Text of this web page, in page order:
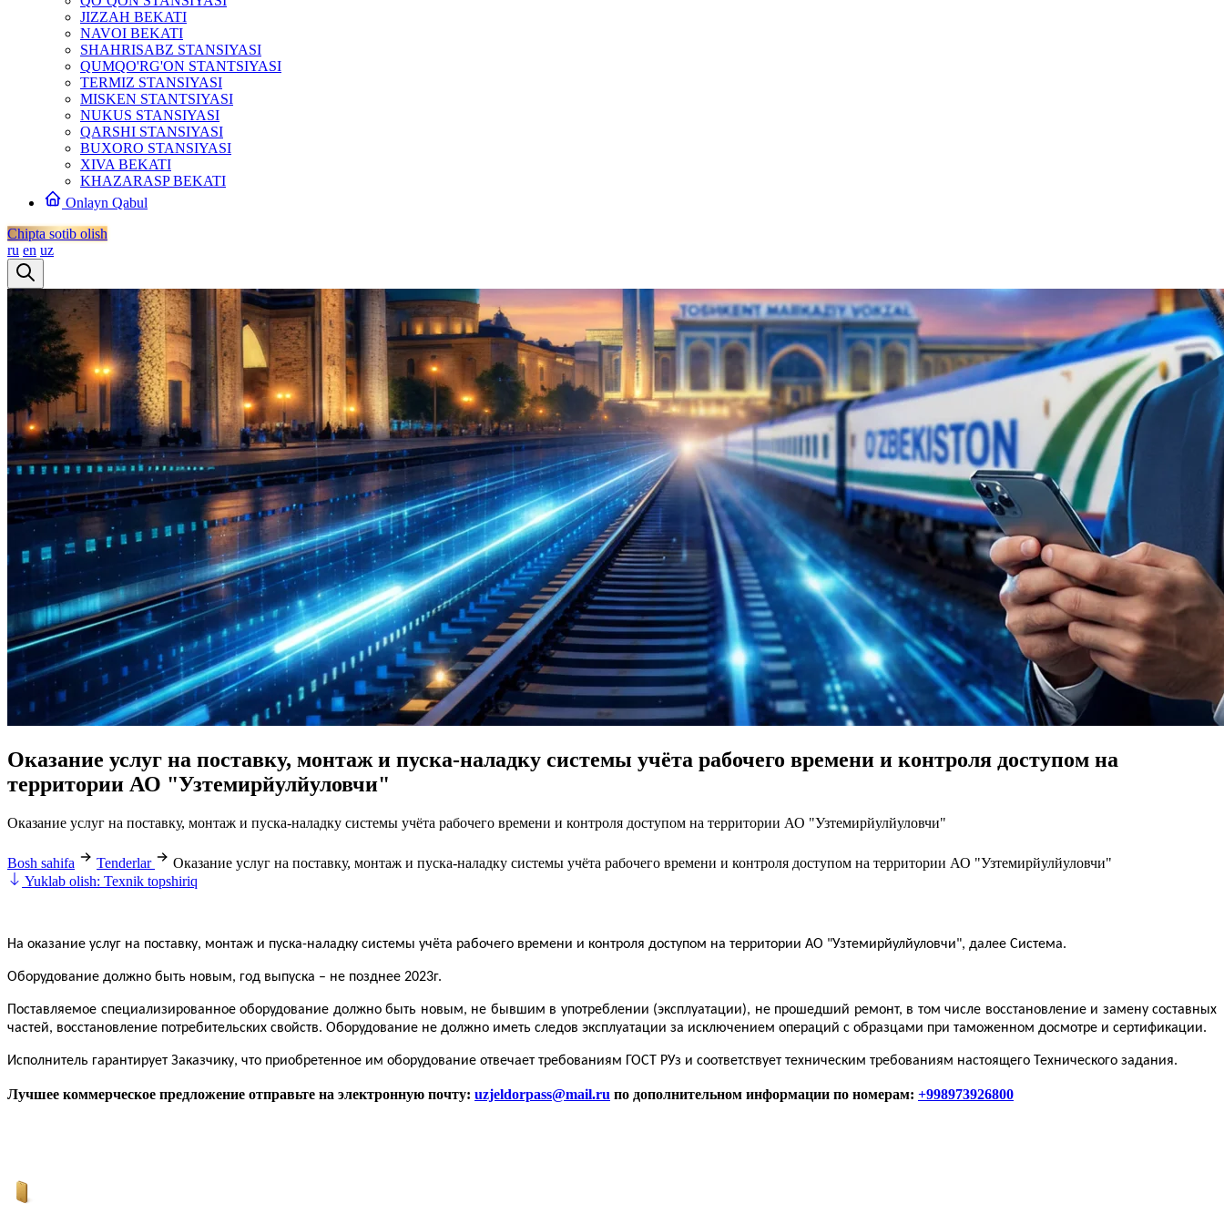
JIZZAH BEKATI
NAVOI BEKATI
SHAHRISABZ STANSIYASI
QUMQO'RG'ON STANTSIYASI
TERMIZ STANSIYASI
MISKEN STANTSIYASI
NUKUS STANSIYASI
QARSHI STANSIYASI
BUXORO STANSIYASI
XIVA BEKATI
KHAZARASP BEKATI
Onlayn Qabul
Chipta sotib olish
ru en uz
Oказание услуг на поставку, монтаж и пуска-наладку системы учёта рабочего времени и контроля доступом на
территории АО "Узтемирйулйуловчи"
Oказание услуг на поставку, монтаж и пуска-наладку системы учёта рабочего времени и контроля доступом на территории АО "Узтемирйулйуловчи"
Bosh sahifa Tenderlar
Oказание услуг на поставку, монтаж и пуска-наладку системы учёта рабочего времени и контроля доступом на территории АО "Узтемирйулйуловчи"
Yuklab olish: Texnik topshiriq
На оказание услуг на поставку, монтаж и пуска-наладку системы учёта рабочего времени и контроля доступом на территории АО "Узтемирйулйуловчи", далее Система.
Оборудование должно быть новым, год выпуска – не позднее 2023г.
Поставляемое специализированное оборудование должно быть новым, не бывшим в употреблении (эксплуатации), не прошедший ремонт, в том числе восстановление и замену составных
частей, восстановление потребительских свойств. Оборудование не должно иметь следов эксплуатации за исключением операций с образцами при таможенном досмотре и сертификации.
Исполнитель гарантирует Заказчику, что приобретенное им оборудование отвечает требованиям ГОСТ РУз и соответствует техническим требованиям настоящего Технического задания.
Лучшее коммерческое предложение отправьте на электронную почту: uzjeldorpass@mail.ru по дополнительном информации по номерам: +998973926800